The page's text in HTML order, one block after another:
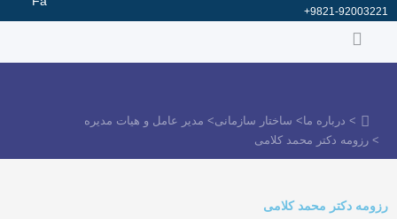
پرش
9821-92003221+
> درباره ما> ساختار سازمانی> مدیر عامل و هیات مدیره
> رزومه دکتر محمد کلامی
رزومه دکتر محمد کلامی